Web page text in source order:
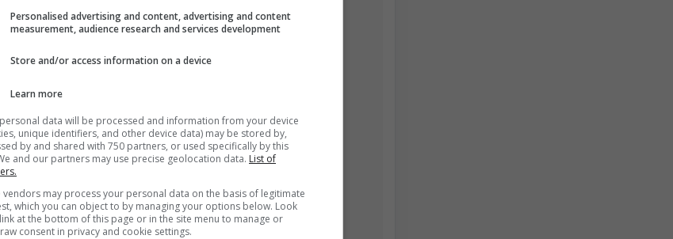
Personalised advertising and content, advertising and content
measurement, audience research and services development
Store and/or access information on a device
Learn more
data will be processed and information from your device
unique identifiers, and other device data) may be stored by,
by and shared with 750 partners, or used specifically by this
and our partners may use precise geolocation data. List of
vendors may process your personal data on the basis of legitimate
which you can object to by managing your options below. Look
at the bottom of this page or in the site menu to manage or
consent in privacy and cookie settings.